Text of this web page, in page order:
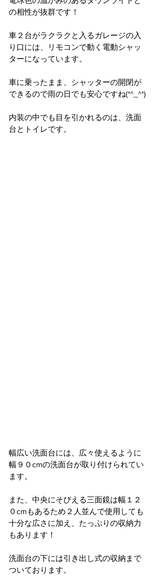
の相性が抜群です！
車２台がラクラクと入るガレージの入
り口には、リモコンで動く電動シャッ
ターになっています。
車に乗ったまま、シャッターの開閉が
できるので雨の日でも安心ですね(*^_^*)
内装の中でも目を引かれるのは、洗面
台とトイレです。
幅広い洗面台には、広々使えるように
幅９０cmの洗面台が取り付けられてい
ます。
また、中央にそびえる三面鏡は幅１２
０cmもあるため２人並んで使用しても
十分な広さに加え、たっぷりの収納力
もあります！
洗面台の下には引き出し式の収納まで
ついております。